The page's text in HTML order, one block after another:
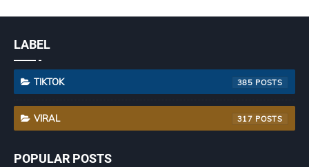
LABEL
TIKTOK 385
VIRAL 317
POPULAR POSTS